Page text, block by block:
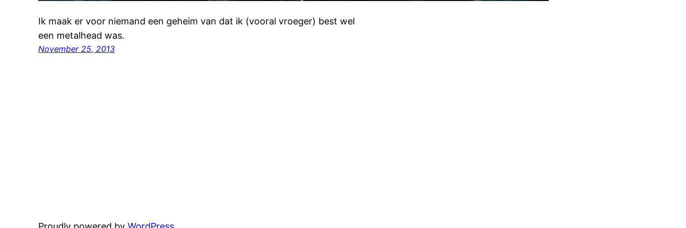
Ik maak er voor niemand een geheim van dat ik (vooral vroeger) best wel
een metalhead was.
November 25, 2013